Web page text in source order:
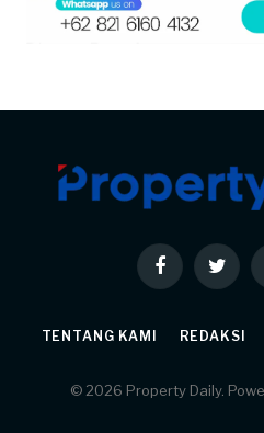
FacebookTwitter
TENTANG KAMI REDAKSI
© 2026 Property Daily.